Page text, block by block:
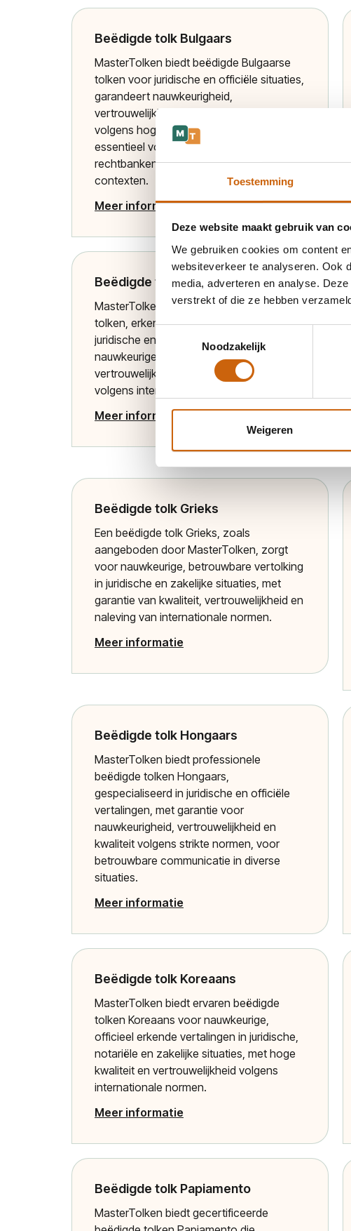
Toestemming
Deze website maakt gebruik van
We gebruiken cookies om content
websiteverkeer te analyseren. Ook
media, adverteren en analyse.
verstrekt of die ze hebben
Noodzakelijk
Weigeren
Beëdigde tolk Bulgaars
MasterTolken biedt beëdigde Bulgaarse
tolken voor juridische en officiële situaties,
garandeert nauwkeurigheid,
vertrouwelijkheid en professionele service
volgens hoge ISO-standaarden,
essentieel voor correcte communicatie in
rechtbanken, notariële en medische
contexten.
Meer informatie
Beëdigde tolk Bosnisch
MasterTolken biedt beëdigde Bosnische
tolken, erkend en geregistreerd voor
juridische en formele situaties, die
nauwkeurige, betrouwbare en
vertrouwelijke communicatie waarborgen
volgens internationale kwaliteitsnormen.
Meer informatie
Beëdigde tolk Grieks
Een beëdigde tolk Grieks, zoals
aangeboden door MasterTolken, zorgt
voor nauwkeurige, betrouwbare vertolking
in juridische en zakelijke situaties, met
garantie van kwaliteit, vertrouwelijkheid en
naleving van internationale normen.
Meer informatie
Beëdigde tolk Hongaars
MasterTolken biedt professionele
beëdigde tolken Hongaars,
gespecialiseerd in juridische en officiële
vertalingen, met garantie voor
nauwkeurigheid, vertrouwelijkheid en
kwaliteit volgens strikte normen, voor
betrouwbare communicatie in diverse
situaties.
Meer informatie
Beëdigde tolk Koreaans
MasterTolken biedt ervaren beëdigde
tolken Koreaans voor nauwkeurige,
officieel erkende vertalingen in juridische,
notariële en zakelijke situaties, met hoge
kwaliteit en vertrouwelijkheid volgens
internationale normen.
Meer informatie
Beëdigde tolk Papiamento
MasterTolken biedt gecertificeerde